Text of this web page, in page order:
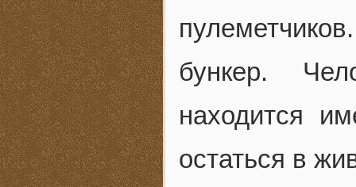
бункер.
находится
остаться в